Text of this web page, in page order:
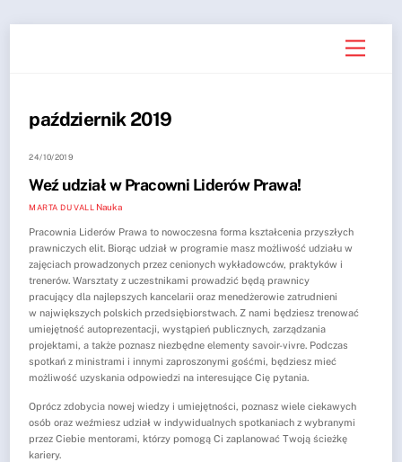
Menu
październik 2019
24/10/2019
Weź udział w Pracowni Liderów Prawa!
MARTA DU VALL Nauka
Pracownia Liderów Prawa to nowoczesna forma kształcenia przyszłych
prawniczych elit. Biorąc udział w programie masz możliwość udziału w
zajęciach prowadzonych przez cenionych wykładowców, praktyków i
trenerów. Warsztaty z uczestnikami prowadzić będą prawnicy
pracujący dla najlepszych kancelarii oraz menedżerowie zatrudnieni
w największych polskich przedsiębiorstwach. Z nami będziesz trenować
umiejętność autoprezentacji, wystąpień publicznych, zarządzania
projektami, a także poznasz niezbędne elementy savoir-vivre. Podczas
spotkań z ministrami i innymi zaproszonymi gośćmi, będziesz mieć
możliwość uzyskania odpowiedzi na interesujące Cię pytania.
Oprócz zdobycia nowej wiedzy i umiejętności, poznasz wiele ciekawych
osób oraz weźmiesz udział w indywidualnych spotkaniach z wybranymi
przez Ciebie mentorami, którzy pomogą Ci zaplanować Twoją ścieżkę
kariery.